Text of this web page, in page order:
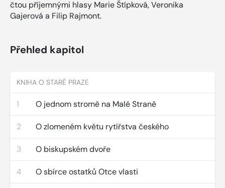
čtou příjemnými hlasy Marie Štípková, Veronika
Gajerová a Filip Rajmont.
Přehled kapitol
KNIHA O STARÉ PRAZE
1 O jednom stromě na Malé Straně
2 O zlomeném květu rytířstva českého
3 O biskupském dvoře
4 O sbírce ostatků Otce vlasti